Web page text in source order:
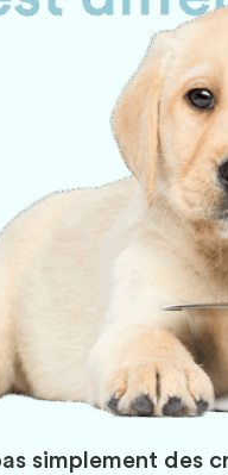
simplement